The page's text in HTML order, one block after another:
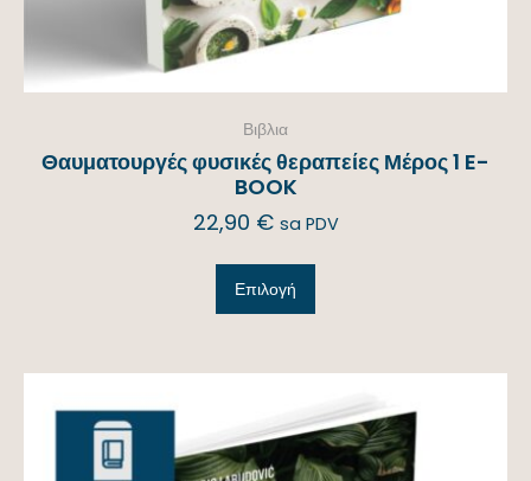
Βιβλια
Θαυματουργές φυσικές θεραπείες Μέρος 1 E-
BOOK
22,90 € sa PDV
Επιλογή